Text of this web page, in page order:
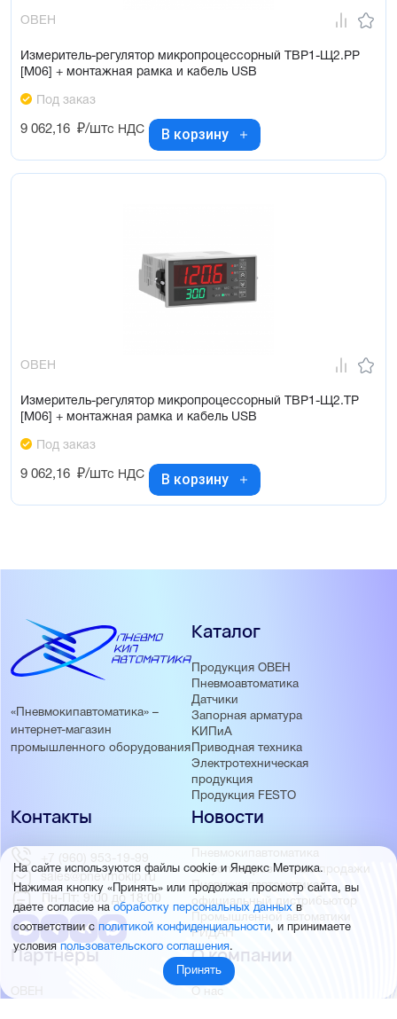
ОВЕН
Измеритель-регулятор микропроцессорный ТВР1-Щ2.РР
[М06] + монтажная рамка и кабель USB
Под заказ
9 062,16 ₽/штс НДС В корзину
ОВЕН
Измеритель-регулятор микропроцессорный ТВР1-Щ2.ТР
[М06] + монтажная рамка и кабель USB
Под заказ
9 062,16 ₽/штс НДС В корзину
«Пневмокипавтоматика» –
интернет-магазин
промышленного оборудования
Каталог
Продукция ОВЕН
Пневмоавтоматика
Датчики
Запорная арматура
КИПиА
Приводная техника
Электротехническая
продукция
Продукция FESTO
Новости
Пневмокипавтоматика
запустила розничные продажи
Пневмокипавтоматика –
официальный дистрибьютор
Промышленной автоматики
РИДАН
Партнёры
ОВЕН
О компании
О нас
Контакты
+7 (960) 953-19-99
sales@pnevmokip.ru
Пн-Пт: 9:00 до 18:00
На сайте используются файлы cookie и Яндекс Метрика.
Нажимая кнопку «Принять» или продолжая просмотр сайта, вы
даете согласие наобработку персональных данных в
соответствии с политикой конфиденциальности, и принимаете
условия пользовательского соглашения.
Принять